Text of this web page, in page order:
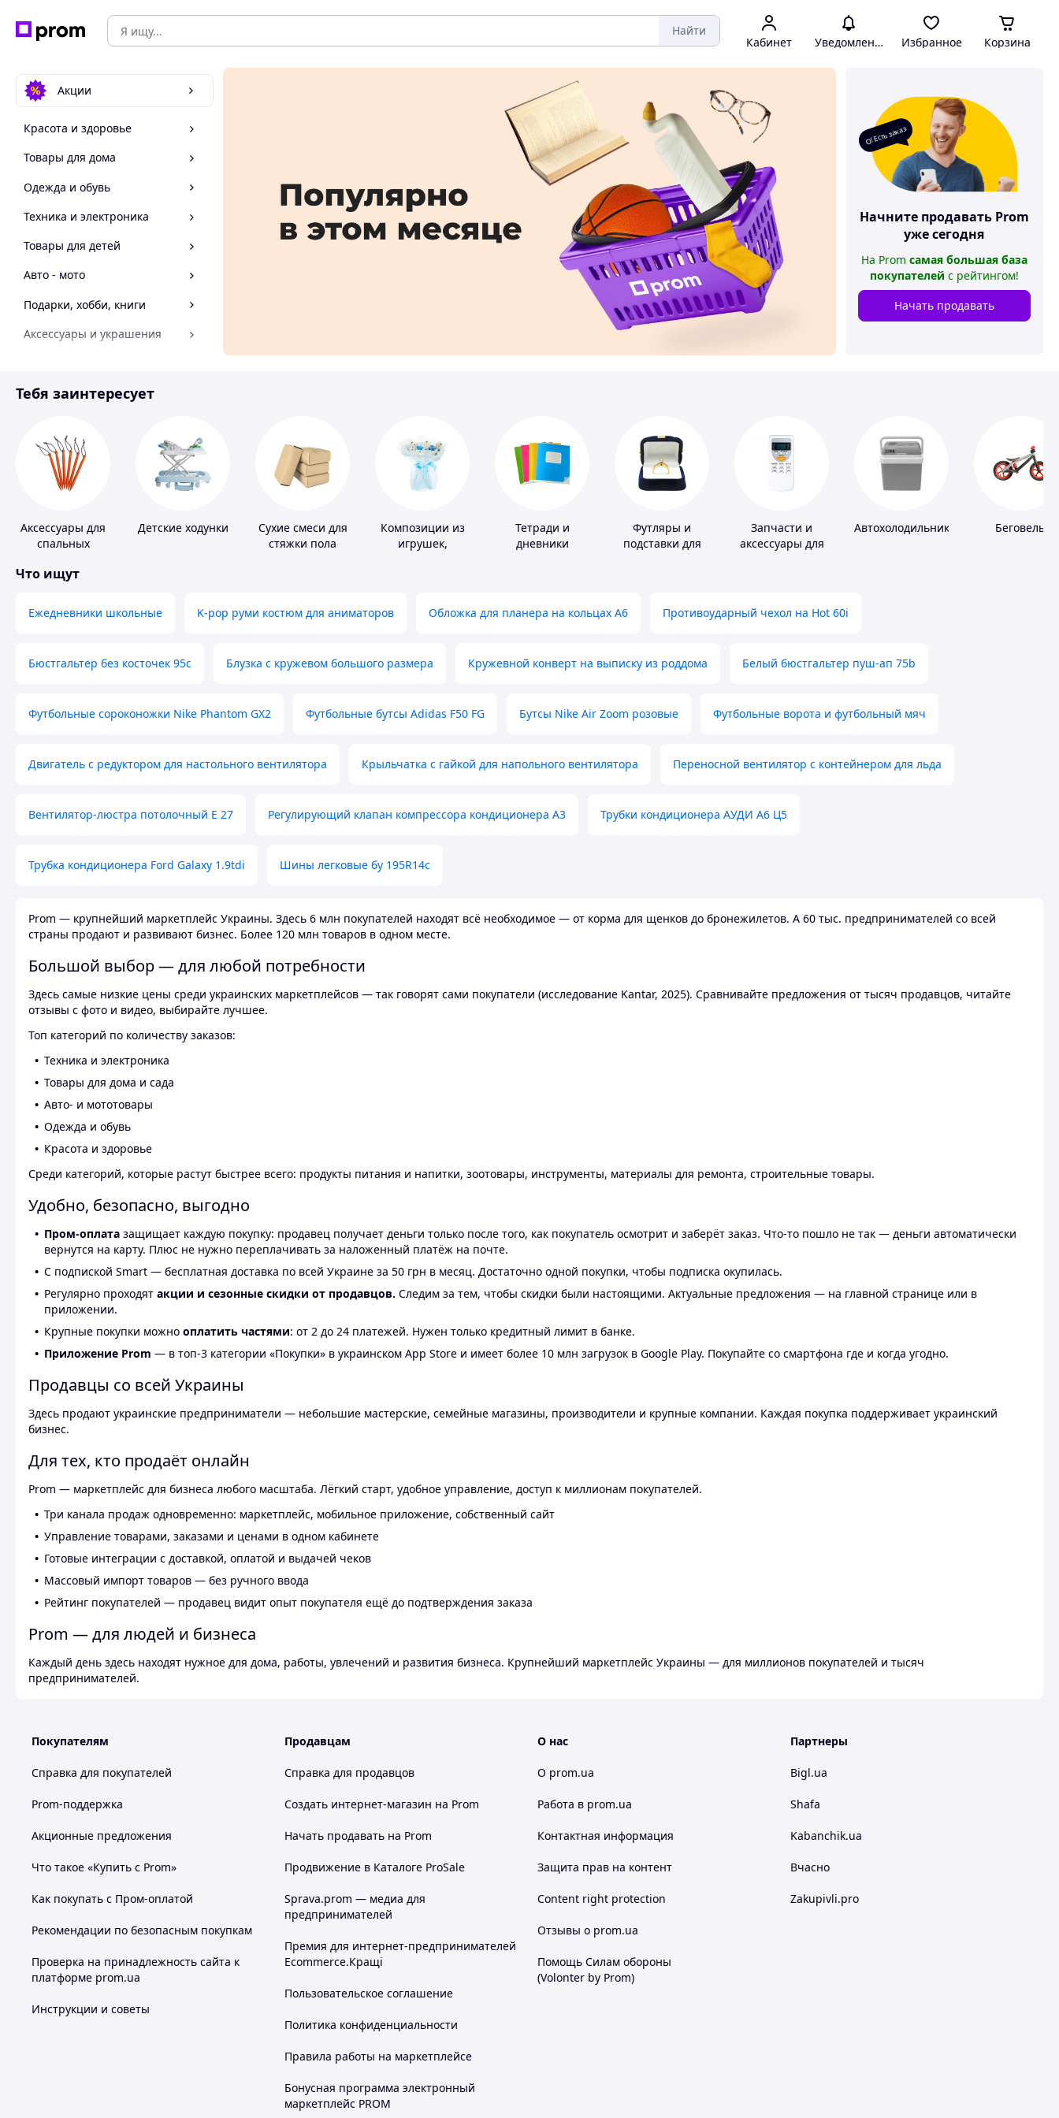
Найти
Кабинет Уведомления Избранное Корзина
Акции
Красота и здоровье
Товары для дома
Одежда и обувь
Техника и электроника
Товары для детей
Авто - мото
Подарки, хобби, книги
Аксессуары и украшения
Спорт и отдых
О! Есть заказ
Начните продавать Prom
уже сегодня
На Prom самая большая база
покупателей с рейтингом!
Начать продавать
Тебя заинтересует
Аксессуары для
спальных
карематов и
Детские ходунки
Сухие смеси для
стяжки пола
Композиции из
игрушек,
Тетради и
дневники
Футляры и
подставки для
Запчасти и
аксессуары для
Автохолодильники Беговелы
Что ищут
Ежедневники школьные K-pop руми костюм для аниматоров Обложка для планера на кольцах А6 Противоударный чехол на Hot 60i
Бюстгальтер без косточек 95с Блузка с кружевом большого размера Кружевной конверт на выписку из роддома Белый бюстгальтер пуш-ап 75b
Футбольные сороконожки Nike Phantom GX2 Футбольные бутсы Adidas F50 FG Бутсы Nike Air Zoom розовые Футбольные ворота и футбольный мяч
Двигатель с редуктором для настольного вентилятора Крыльчатка с гайкой для напольного вентилятора Переносной вентилятор с контейнером для льда
Вентилятор-люстра потолочный E 27 Регулирующий клапан компрессора кондиционера А3 Трубки кондиционера АУДИ А6 Ц5
Трубка кондиционера Ford Galaxy 1.9tdi Шины легковые бу 195R14c
Prom — крупнейший маркетплейс Украины. Здесь 6 млн покупателей находят всё необходимое — от корма для щенков до бронежилетов. А 60 тыс. предпринимателей со всей
страны продают и развивают бизнес. Более 120 млн товаров в одном месте.
Большой выбор — для любой потребности
Здесь самые низкие цены среди украинских маркетплейсов — так говорят сами покупатели (исследование Kantar, 2025). Сравнивайте предложения от тысяч продавцов, читайте
отзывы с фото и видео, выбирайте лучшее.
Топ категорий по количеству заказов:
Техника и электроника
Товары для дома и сада
Авто- и мототовары
Одежда и обувь
Красота и здоровье
Среди категорий, которые растут быстрее всего: продукты питания и напитки, зоотовары, инструменты, материалы для ремонта, строительные товары.
Удобно, безопасно, выгодно
Пром-оплата защищает каждую покупку: продавец получает деньги только после того, как покупатель осмотрит и заберёт заказ. Что-то пошло не так — деньги автоматически
вернутся на карту. Плюс не нужно переплачивать за наложенный платёж на почте.
С подпиской Smart — бесплатная доставка по всей Украине за 50 грн в месяц. Достаточно одной покупки, чтобы подписка окупилась.
Регулярно проходят акции и сезонные скидки от продавцов. Следим за тем, чтобы скидки были настоящими. Актуальные предложения — на главной странице или в
приложении.
Крупные покупки можно оплатить частями: от 2 до 24 платежей. Нужен только кредитный лимит в банке.
Приложение Prom — в топ-3 категории «Покупки» в украинском App Store и имеет более 10 млн загрузок в Google Play. Покупайте со смартфона где и когда угодно.
Продавцы со всей Украины
Здесь продают украинские предприниматели — небольшие мастерские, семейные магазины, производители и крупные компании. Каждая покупка поддерживает украинский
бизнес.
Для тех, кто продаёт онлайн
Prom — маркетплейс для бизнеса любого масштаба. Лёгкий старт, удобное управление, доступ к миллионам покупателей.
Три канала продаж одновременно: маркетплейс, мобильное приложение, собственный сайт
Управление товарами, заказами и ценами в одном кабинете
Готовые интеграции с доставкой, оплатой и выдачей чеков
Массовый импорт товаров — без ручного ввода
Рейтинг покупателей — продавец видит опыт покупателя ещё до подтверждения заказа
Prom — для людей и бизнеса
Каждый день здесь находят нужное для дома, работы, увлечений и развития бизнеса. Крупнейший маркетплейс Украины — для миллионов покупателей и тысяч
предпринимателей.
Покупателям
Справка для покупателей
Prom-поддержка
Акционные предложения
Что такое «Купить с Prom»
Как покупать с Пром-оплатой
Рекомендации по безопасным покупкам
Проверка на принадлежность сайта к
платформе prom.ua
Инструкции и советы
Продавцам
Справка для продавцов
Создать интернет-магазин на Prom
Начать продавать на Prom
Продвижение в Каталоге ProSale
Sprava.prom — медиа для
предпринимателей
Премия для интернет-предпринимателей
Ecommerce.Кращі
Пользовательское соглашение
Политика конфиденциальности
Правила работы на маркетплейсе
Бонусная программа электронный
маркетплейс PROM
О нас
О prom.ua
Работа в prom.ua
Контактная информация
Защита прав на контент
Content right protection
Отзывы о prom.ua
Помощь Силам обороны
(Volonter by Prom)
Партнеры
Bigl.ua
Shafa
Kabanchik.ua
Вчасно
Zakupivli.pro